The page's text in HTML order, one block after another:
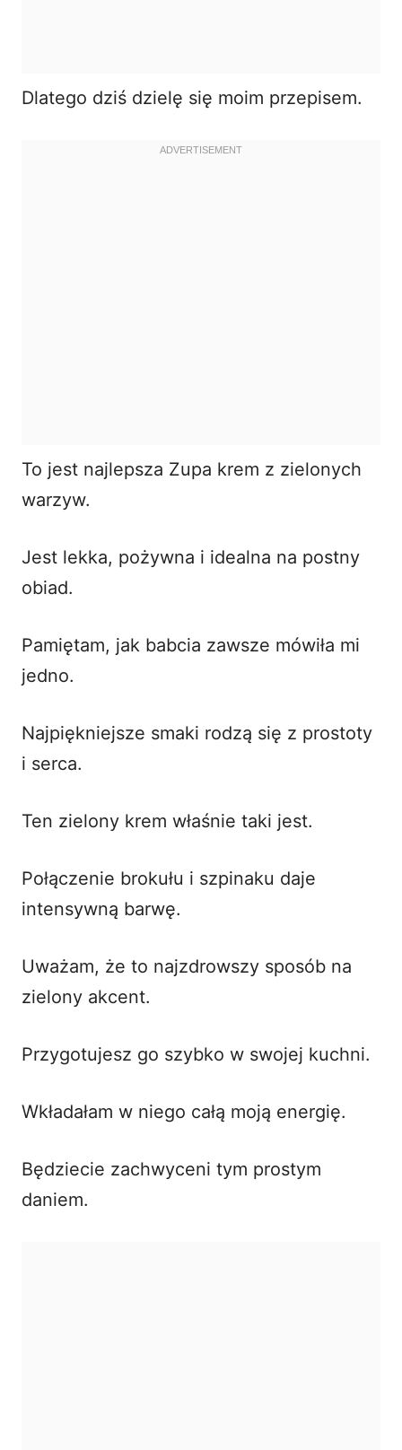
Dlatego dziś dzielę się moim przepisem.
To jest najlepsza Zupa krem z zielonych
warzyw.
Jest lekka, pożywna i idealna na postny
obiad.
Pamiętam, jak babcia zawsze mówiła mi
jedno.
Najpiękniejsze smaki rodzą się z prostoty
i serca.
Ten zielony krem właśnie taki jest.
Połączenie brokułu i szpinaku daje
intensywną barwę.
Uważam, że to najzdrowszy sposób na
zielony akcent.
Przygotujesz go szybko w swojej kuchni.
Wkładałam w niego całą moją energię.
Będziecie zachwyceni tym prostym
daniem.